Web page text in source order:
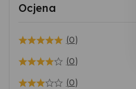
Ocjena
(0)
(0)
(0)